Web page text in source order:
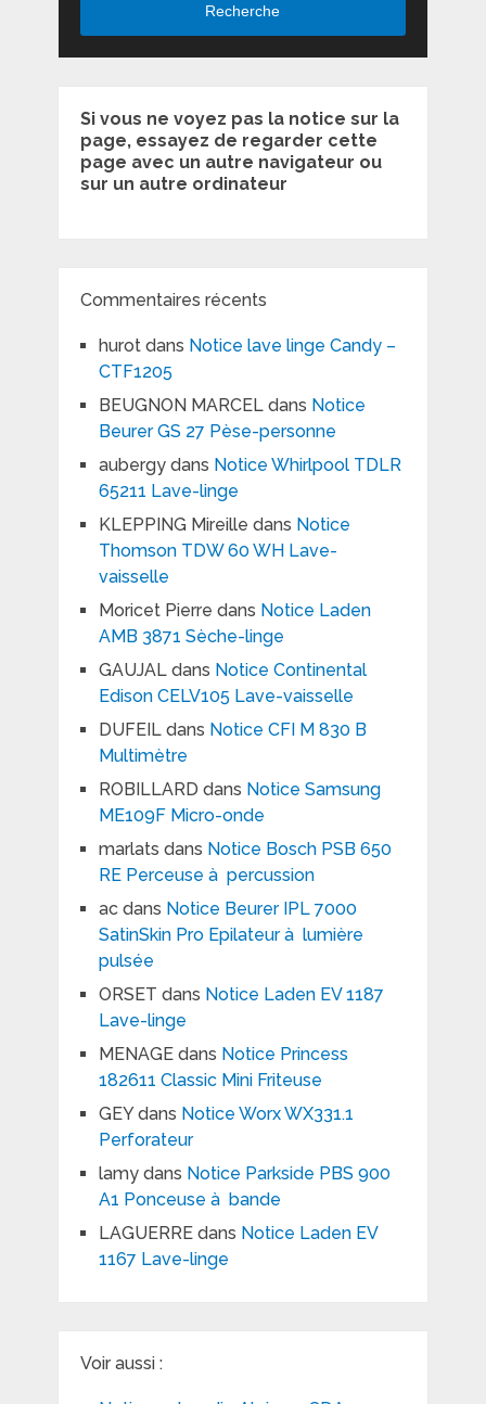
Recherche
Si vous ne voyez pas la notice sur la
page, essayez de regarder cette
page avec un autre navigateur ou
sur un autre ordinateur
Commentaires récents
hurotdans Notice lave linge Candy –
CTF1205
BEUGNON MARCELdans Notice
Beurer GS 27 Pèse-personne
aubergydans Notice Whirlpool TDLR
65211 Lave-linge
KLEPPING Mireille dans Notice
Thomson TDW 60 WH Lave-
vaisselle
Moricet Pierre dans Notice Laden
AMB 3871 Sèche-linge
GAUJALdans Notice Continental
Edison CELV105 Lave-vaisselle
DUFEILdans Notice CFI M 830 B
Multimètre
ROBILLARD dans Notice Samsung
ME109F Micro-onde
marlats dans Notice Bosch PSB 650
RE Perceuse à percussion
acdans Notice Beurer IPL 7000
SatinSkin Pro Epilateur à lumière
pulsée
ORSET dans Notice Laden EV 1187
Lave-linge
MENAGEdans Notice Princess
182611 Classic Mini Friteuse
GEYdans Notice Worx WX331.1
Perforateur
lamydans Notice Parkside PBS 900
A1 Ponceuse à bande
LAGUERREdans Notice Laden EV
1167 Lave-linge
Voir aussi :